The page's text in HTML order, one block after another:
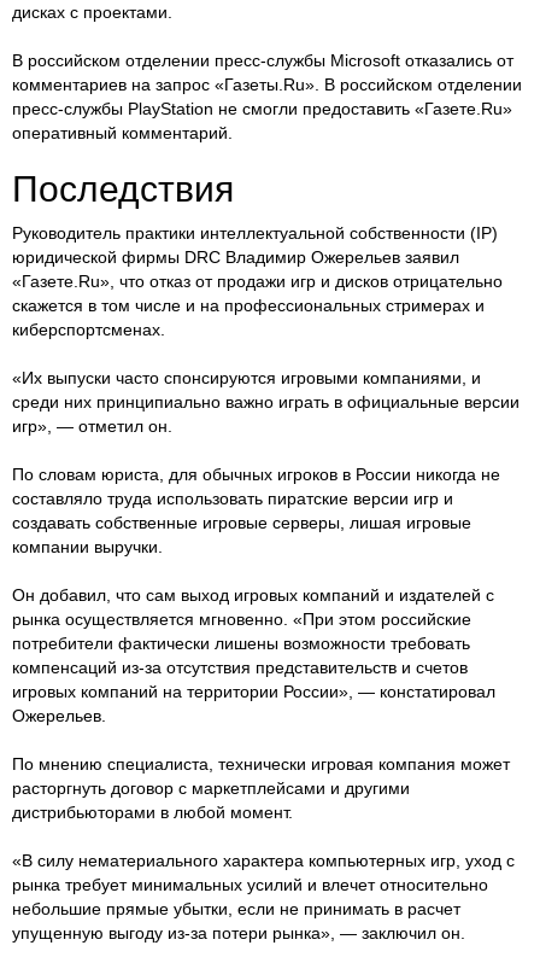
дисках с проектами.
В российском отделении пресс-службы Microsoft отказались от
комментариев на запрос «Газеты.Ru». В российском отделении
пресс-службы PlayStation не смогли предоставить «Газете.Ru»
оперативный комментарий.
Последствия
Руководитель практики интеллектуальной собственности (IP)
юридической фирмы DRC Владимир Ожерельев заявил
«Газете.Ru», что отказ от продажи игр и дисков отрицательно
скажется в том числе и на профессиональных стримерах и
киберспортсменах.
«Их выпуски часто спонсируются игровыми компаниями, и
среди них принципиально важно играть в официальные версии
игр», — отметил он.
По словам юриста, для обычных игроков в России никогда не
составляло труда использовать пиратские версии игр и
создавать собственные игровые серверы, лишая игровые
компании выручки.
Он добавил, что сам выход игровых компаний и издателей с
рынка осуществляется мгновенно. «При этом российские
потребители фактически лишены возможности требовать
компенсаций из-за отсутствия представительств и счетов
игровых компаний на территории России», — констатировал
Ожерельев.
По мнению специалиста, технически игровая компания может
расторгнуть договор с маркетплейсами и другими
дистрибьюторами в любой момент.
«В силу нематериального характера компьютерных игр, уход с
рынка требует минимальных усилий и влечет относительно
небольшие прямые убытки, если не принимать в расчет
упущенную выгоду из-за потери рынка», — заключил он.